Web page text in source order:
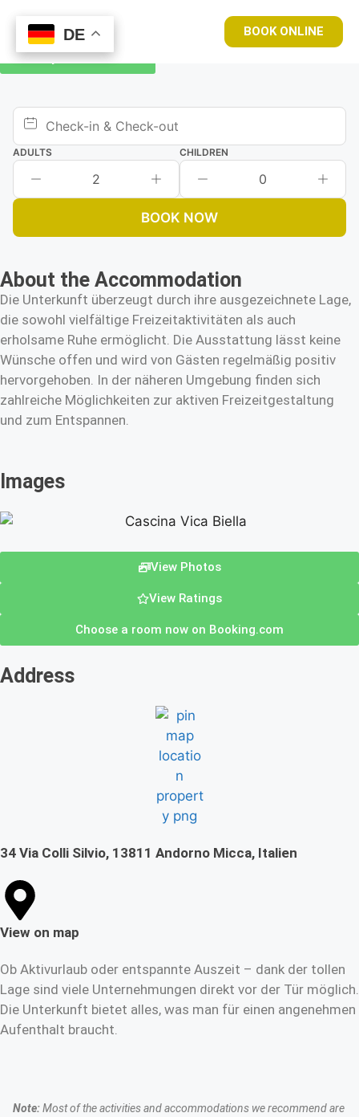
BOOK ONLINE
Book your room now
ADULTS
2
CHILDREN
0
BOOK NOW
About the Accommodation
Die Unterkunft überzeugt durch ihre ausgezeichnete Lage,
die sowohl vielfältige Freizeitaktivitäten als auch
erholsame Ruhe ermöglicht. Die Ausstattung lässt keine
Wünsche offen und wird von Gästen regelmäßig positiv
hervorgehoben. In der näheren Umgebung finden sich
zahlreiche Möglichkeiten zur aktiven Freizeitgestaltung
und zum Entspannen.
Images
View Photos
View Ratings
Choose a room now on Booking.com
Address
34 Via Colli Silvio, 13811 Andorno Micca, Italien
View on map
Ob Aktivurlaub oder entspannte Auszeit – dank der tollen
Lage sind viele Unternehmungen direkt vor der Tür möglich.
Die Unterkunft bietet alles, was man für einen angenehmen
Aufenthalt braucht.
Note:Most of the activities and accommodations we recommend are
DE
DE